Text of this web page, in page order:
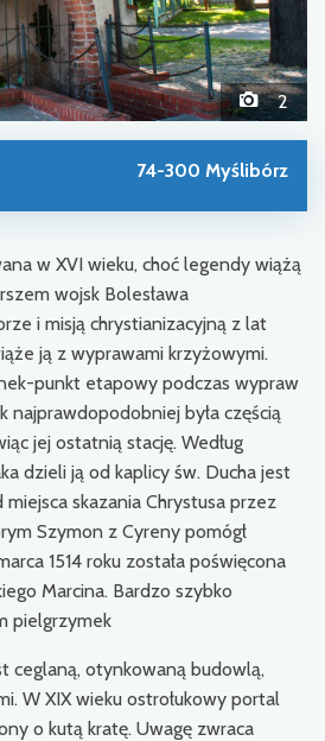
2
74-300 Myślibórz
w XVI wieku, choć legendy wiążą
wojsk Bolesława
i misją chrystianizacyjną z lat
ją z wyprawami krzyżowymi.
punkt etapowy podczas wypraw
najprawdopodobniej była częścią
jej ostatnią stację. Według
dzieli ją od kaplicy św. Ducha jest
miejsca skazania Chrystusa przez
Szymon z Cyreny pomógł
1514 roku została poświęcona
Marcina. Bardzo szybko
pielgrzymek
ceglaną, otynkowaną budowlą,
W XIX wieku ostrołukowy portal
o kutą kratę. Uwagę zwraca